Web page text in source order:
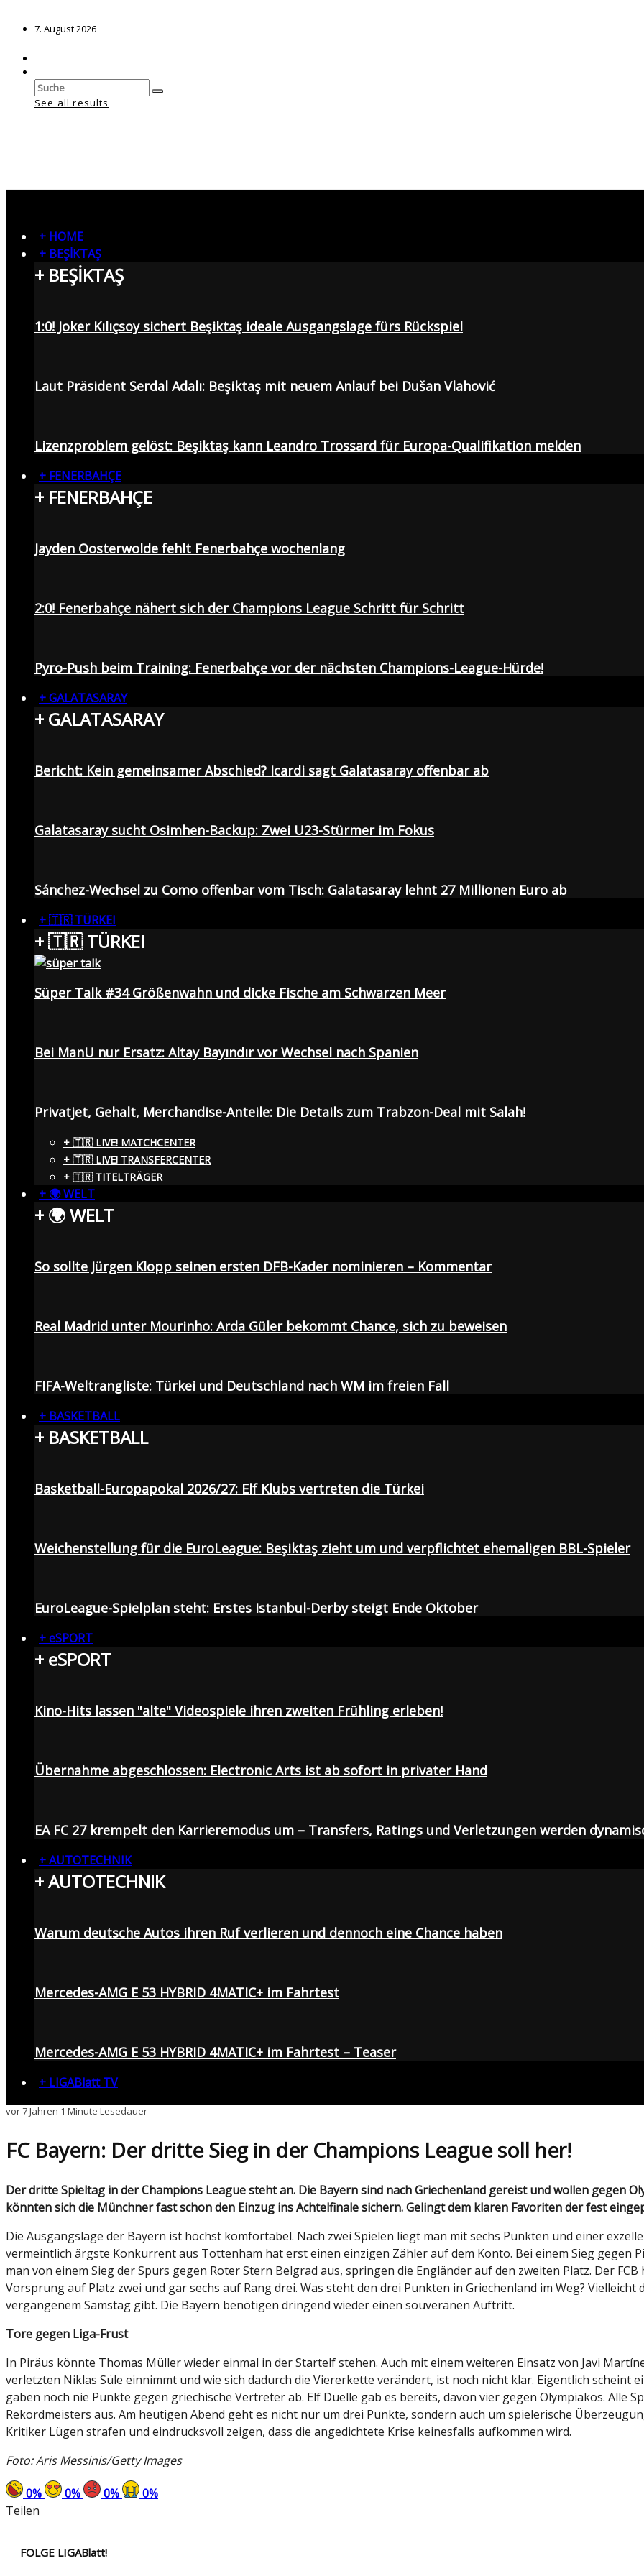
7. August 2026
See all results
+ HOME
+ BEŞİKTAŞ
+ BEŞİKTAŞ
1:0! Joker Kılıçsoy sichert Beşiktaş ideale Ausgangslage fürs Rückspiel
Laut Präsident Serdal Adalı: Beşiktaş mit neuem Anlauf bei Dušan Vlahović
Lizenzproblem gelöst: Beşiktaş kann Leandro Trossard für Europa-Qualifikation melden
+ FENERBAHÇE
+ FENERBAHÇE
Jayden Oosterwolde fehlt Fenerbahçe wochenlang
2:0! Fenerbahçe nähert sich der Champions League Schritt für Schritt
Pyro-Push beim Training: Fenerbahçe vor der nächsten Champions-League-Hürde!
+ GALATASARAY
+ GALATASARAY
Bericht: Kein gemeinsamer Abschied? Icardi sagt Galatasaray offenbar ab
Galatasaray sucht Osimhen-Backup: Zwei U23-Stürmer im Fokus
Sánchez-Wechsel zu Como offenbar vom Tisch: Galatasaray lehnt 27 Millionen Euro ab
+ 🇹🇷 TÜRKEI
+ 🇹🇷 TÜRKEI
Süper Talk #34 Größenwahn und dicke Fische am Schwarzen Meer
Bei ManU nur Ersatz: Altay Bayındır vor Wechsel nach Spanien
Privatjet, Gehalt, Merchandise-Anteile: Die Details zum Trabzon-Deal mit Salah!
+ 🇹🇷 LIVE! MATCHCENTER
+ 🇹🇷 LIVE! TRANSFERCENTER
+ 🇹🇷 TITELTRÄGER
+ 🌍 WELT
+ 🌍 WELT
So sollte Jürgen Klopp seinen ersten DFB-Kader nominieren – Kommentar
Real Madrid unter Mourinho: Arda Güler bekommt Chance, sich zu beweisen
FIFA-Weltrangliste: Türkei und Deutschland nach WM im freien Fall
+ BASKETBALL
+ BASKETBALL
Basketball-Europapokal 2026/27: Elf Klubs vertreten die Türkei
Weichenstellung für die EuroLeague: Beşiktaş zieht um und verpflichtet ehemaligen BBL-Spieler
EuroLeague-Spielplan steht: Erstes Istanbul-Derby steigt Ende Oktober
+ eSPORT
+ eSPORT
Kino-Hits lassen "alte" Videospiele ihren zweiten Frühling erleben!
Übernahme abgeschlossen: Electronic Arts ist ab sofort in privater Hand
EA FC 27 krempelt den Karrieremodus um – Transfers, Ratings und Verletzungen werden
+ AUTOTECHNIK
+ AUTOTECHNIK
Warum deutsche Autos ihren Ruf verlieren und dennoch eine Chance haben
Mercedes-AMG E 53 HYBRID 4MATIC+ im Fahrtest
Mercedes-AMG E 53 HYBRID 4MATIC+ im Fahrtest – Teaser
+ LIGABlatt TV
vor 7 Jahren 1 Minute Lesedauer
FC Bayern: Der dritte Sieg in der Champions League soll her!
Der dritte Spieltag in der Champions League steht an. Die Bayern sind nach Griechenland gereist und wollen gegen Olympiakos Piräus punkten. Mit einem Sieg
könnten sich die Münchner fast schon den Einzug ins Achtelfinale sichern. Gelingt dem klaren Favoriten der fest
Die Ausgangslage der Bayern ist höchst komfortabel. Nach zwei Spielen liegt man mit sechs Punkten und einer
vermeintlich ärgste Konkurrent aus Tottenham hat erst einen einzigen Zähler auf dem Konto. Bei einem Sieg gegen
man von einem Sieg der Spurs gegen Roter Stern Belgrad aus, springen die Engländer auf den zweiten Platz. Der
Vorsprung auf Platz zwei und gar sechs auf Rang drei. Was steht den drei Punkten in Griechenland im Weg? Vielleicht
vergangenem Samstag gibt. Die Bayern benötigen dringend wieder einen souveränen Auftritt.
Tore gegen Liga-Frust
In Piräus könnte Thomas Müller wieder einmal in der Startelf stehen. Auch mit einem weiteren Einsatz von Javi
verletzten Niklas Süle einnimmt und wie sich dadurch die Viererkette verändert, ist noch nicht klar. Eigentlich scheint
gaben noch nie Punkte gegen griechische Vertreter ab. Elf Duelle gab es bereits, davon vier gegen Olympiakos. Alle
Rekordmeisters aus. Am heutigen Abend geht es nicht nur um drei Punkte, sondern auch um spielerische
Kritiker Lügen strafen und eindrucksvoll zeigen, dass die angedichtete Krise keinesfalls aufkommen wird.
Foto: Aris Messinis/Getty Images
0% 0% 0% 0%
Teilen
FOLGE LIGABlatt!